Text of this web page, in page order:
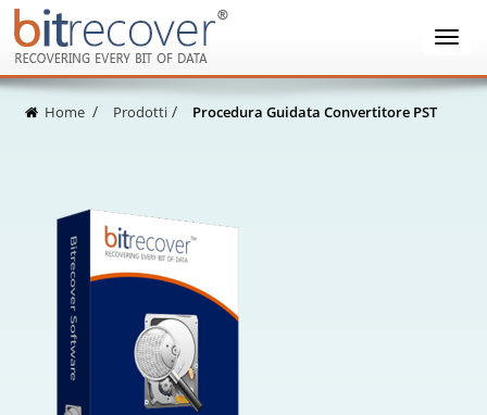
Home Prodotti Procedura Guidata Convertitore PST